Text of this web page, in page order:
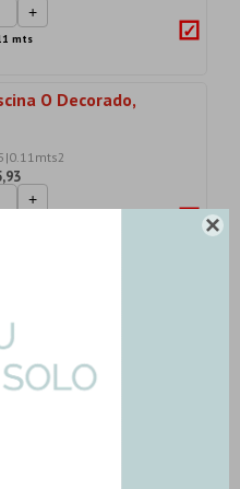

+
mts
O Decorado,
+
Blanco Brillo
+
mts